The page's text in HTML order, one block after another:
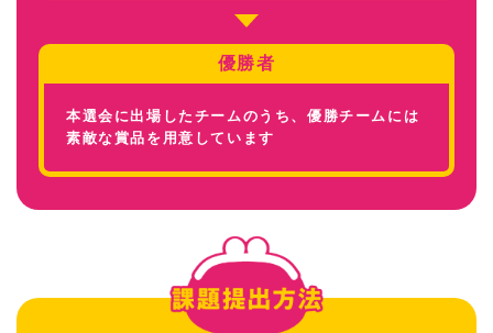
優勝者
本選会に出場したチームのうち、優勝チームには
素敵な賞品を用意しています